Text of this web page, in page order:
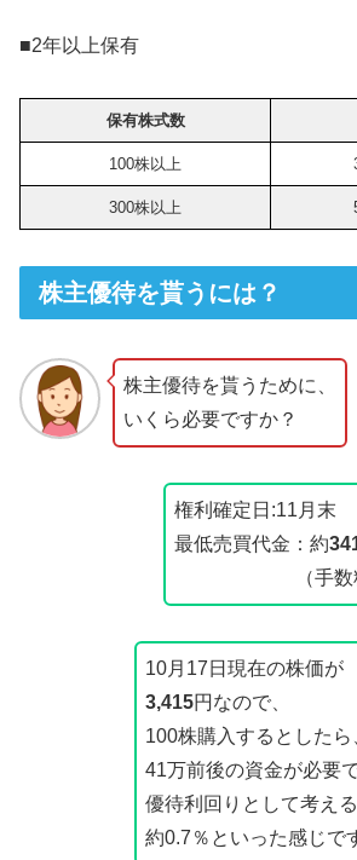
■2年以上保有
保有株式数
100株以上
300株以上
株主優待を貰うには？
株主優待を貰うために、
いくら必要ですか？
権利確定日:11月末
最低売買代金：約
（手数料
10月17日現在の株価が
3,415円なので、
100株購入するとしたら
41万前後の資金が必要
優待利回りとして考える
約0.7％といった感じで